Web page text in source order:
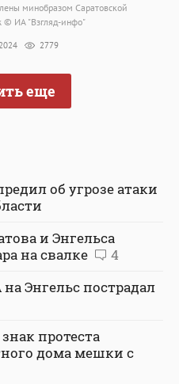
минобразом Саратовской
© ИА "Взгляд-инфо"
2779
еще
об угрозе атаки
и Энгельса
на свалке
4
Энгельс пострадал
протеста
дома мешки с